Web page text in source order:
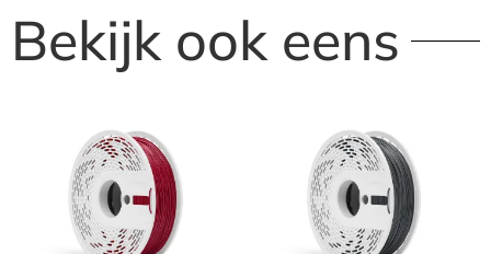
Bekijk ook eens